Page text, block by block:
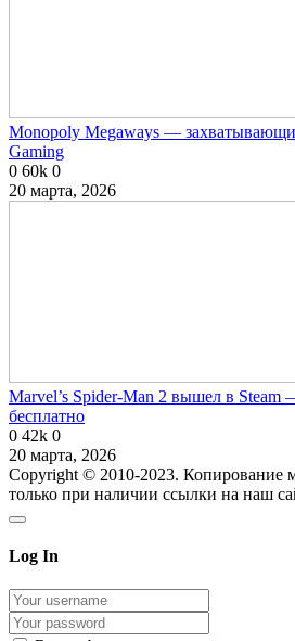
Monopoly Megaways —
Gaming
0 60k 0
20 марта, 2026
Marvel’s Spider-Man 2 вышел в Steam
бесплатно
0 42k 0
20 марта, 2026
Copyright © 2010-2023. Копирование
только при наличии ссылки на наш
Log In